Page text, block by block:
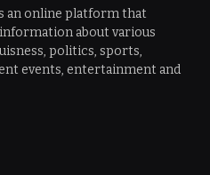
an online platform that
about various
politics, sports,
events, entertainment and